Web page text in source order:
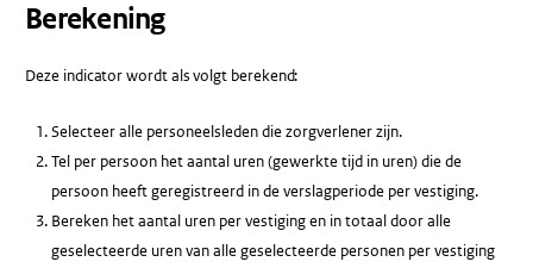
Berekening
Deze indicator wordt als volgt berekend:
Selecteer alle personeelsleden die zorgverlener zijn.
Tel per persoon het aantal uren (gewerkte tijd in uren) die de
persoon heeft geregistreerd in de verslagperiode per vestiging.
Bereken het aantal uren per vestiging en in totaal door alle
geselecteerde uren van alle geselecteerde personen per vestiging